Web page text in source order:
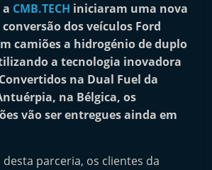
i
n
d
e
p
e
d
a CMB.TECH iniciaram uma nova
dos veículos Ford
camiões a hidrogénio de duplo
a tecnologia inovadora
na Dual Fuel da
na Bélgica, os
vão ser entregues ainda em
parceria, os clientes da